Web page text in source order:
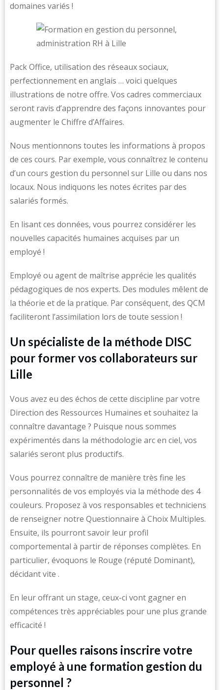
domaines variés !
Pack Office, utilisation des réseaux sociaux,
perfectionnement en anglais … voici quelques
illustrations de notre offre. Vos cadres commerciaux
seront ravis d’apprendre des façons innovantes pour
augmenter le Chiffre d’Affaires.
Nous mentionnons toutes les informations à propos
de ces cours. Par exemple, vous connaîtrez le contenu
d’un cours gestion du personnel sur Lille ou dans nos
locaux. Nous indiquons les notes écrites par des
salariés formés.
En lisant ces données, vous pourrez considérer les
nouvelles capacités humaines acquises par un
employé !
Employé ou agent de maîtrise apprécie les qualités
pédagogiques de nos experts. Des modules mêlent de
la théorie et de la pratique. Par conséquent, des QCM
faciliteront l’assimilation lors de toute session !
Un spécialiste de la méthode DISC
pour former vos collaborateurs sur
Lille
Vous avez eu des échos de cette discipline par votre
Direction des Ressources Humaines et souhaitez la
connaître davantage ? Puisque nous sommes
expérimentés dans la méthodologie arc en ciel, vos
salariés seront plus productifs.
Vous pourrez connaître de manière très fine les
personnalités de vos employés via la méthode des 4
couleurs. Proposez à vos responsables et techniciens
de renseigner notre Questionnaire à Choix Multiples.
Ensuite, ils pourront savoir leur profil
comportemental à partir de réponses complètes. En
particulier, évoquons le Rouge (réputé Dominant),
décidant vite .
En leur offrant un stage, ceux-ci vont gagner en
compétences très appréciables pour une plus grande
efficacité !
Pour quelles raisons inscrire votre
employé à une formation gestion du
personnel ?